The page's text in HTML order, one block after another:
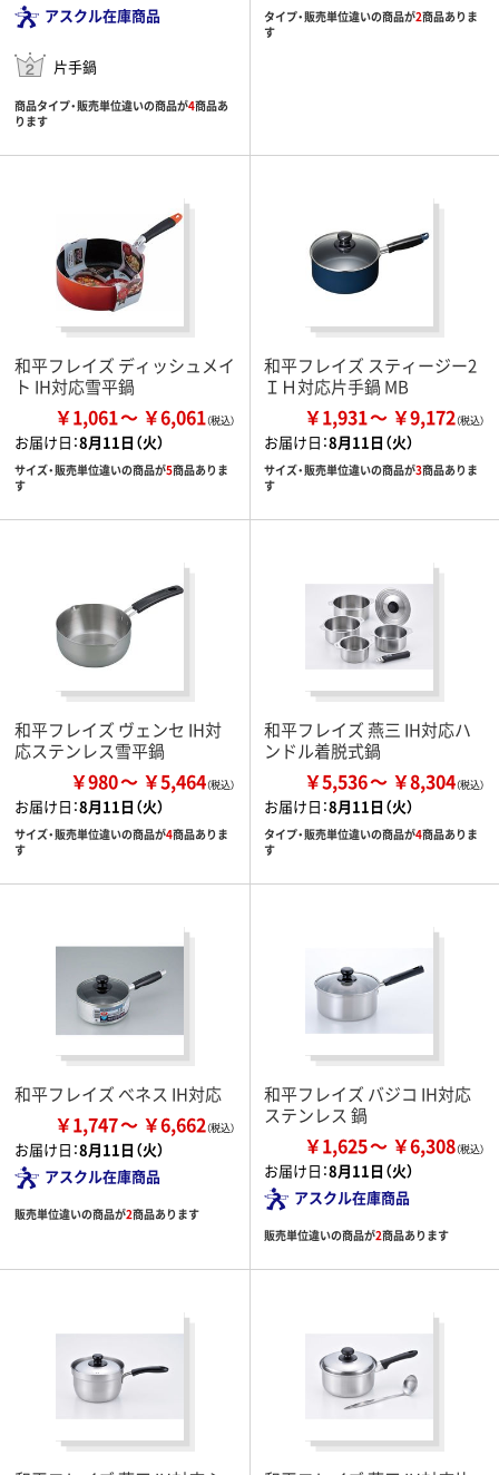
アスクル在庫商品
片手鍋
商品タイプ・販売単位違いの商品が4商品あ
ります
タイプ・販売単位違いの商品が2商品ありま
す
和平フレイズ ディッシュメイ
ト IH対応雪平鍋
￥1,061 ￥6,061
お届け日：8月11日（火）
サイズ・販売単位違いの商品が5商品ありま
す
和平フレイズ スティージー2
ＩＨ対応片手鍋 MB
￥1,931 ￥9,172
お届け日：8月11日（火）
サイズ・販売単位違いの商品が3商品ありま
す
和平フレイズ ヴェンセ IH対
応ステンレス雪平鍋
￥980 ￥5,464
お届け日：8月11日（火）
サイズ・販売単位違いの商品が4商品ありま
す
和平フレイズ 燕三 IH対応ハ
ンドル着脱式鍋
￥5,536 ￥8,304
お届け日：8月11日（火）
タイプ・販売単位違いの商品が4商品ありま
す
和平フレイズ べネス IH対応
￥1,747 ￥6,662
お届け日：8月11日（火）
アスクル在庫商品
販売単位違いの商品が2商品あります
和平フレイズ バジコ IH対応
ステンレス 鍋
￥1,625 ￥6,308
お届け日：8月11日（火）
アスクル在庫商品
販売単位違いの商品が2商品あります